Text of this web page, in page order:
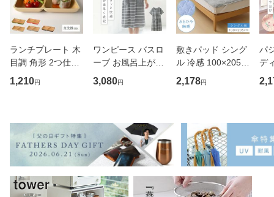
ランチプレート 木
目調 角形 2つ仕切
り 小さめ アースカ
ラー スクエアプレ
レート
1,210円
ワンピース バスロ
ーブ お風呂上がり
レディース 半袖 タ
オル 風呂上り ルー
お母さん かわいい
3,080円
敷きパッド シング
ル 冷感 100×205c
m 敷パッド 夏用
敷き布団 敷布団 カ
さらひや触感敷パ
ッド シン
2,178円
パ
デ
春
ト
イ